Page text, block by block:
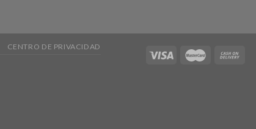
CENTRO DE PRIVACIDAD